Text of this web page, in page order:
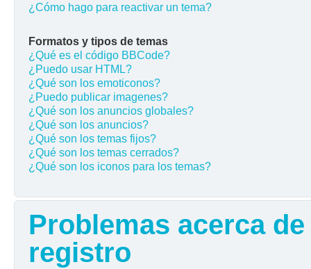
¿Cómo hago para reactivar un tema?
Formatos y tipos de temas
¿Qué es el código BBCode?
¿Puedo usar HTML?
¿Qué son los emoticonos?
¿Puedo publicar imagenes?
¿Qué son los anuncios globales?
¿Qué son los anuncios?
¿Qué son los temas fijos?
¿Qué son los temas cerrados?
¿Qué son los iconos para los temas?
Problemas acerca
registro